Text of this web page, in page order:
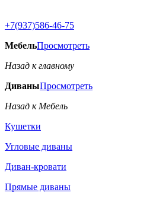
+7(937)586-46-75
МебельПросмотреть
Назад к главному
ДиваныПросмотреть
Назад к Мебель
Кушетки
Угловые диваны
Диван-кровати
Прямые диваны